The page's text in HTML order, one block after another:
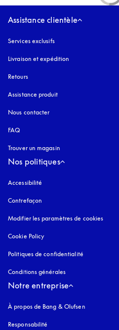
Assistance clientèle
Services exclusifs
Livraison et expédition
Retours
Assistance produit
Nous contacter
FAQ
Trouver un magasin
Nos politiques
Accessibilité
Contrefaçon
Modifier les paramètres de cookies
Cookie Policy
Politiques de confidentialité
Conditions générales
Notre entreprise
À propos de Bang & Olufsen
Responsabilité